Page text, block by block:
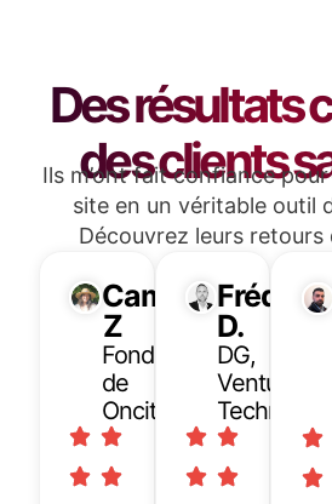
Des résultats
des clients
Ils m’ont fait confiance
site en un véritable outil
Découvrez leurs retours
Camélia
Z
Fondatrice
de
Oncity
Frédéric
D.
DG,
Ventury